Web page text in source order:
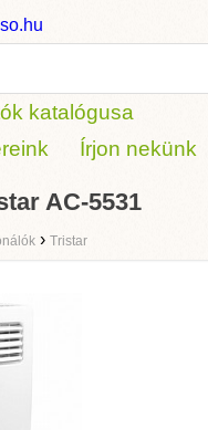
katalógusa
Írjon nekünk
AC-5531
› Tristar